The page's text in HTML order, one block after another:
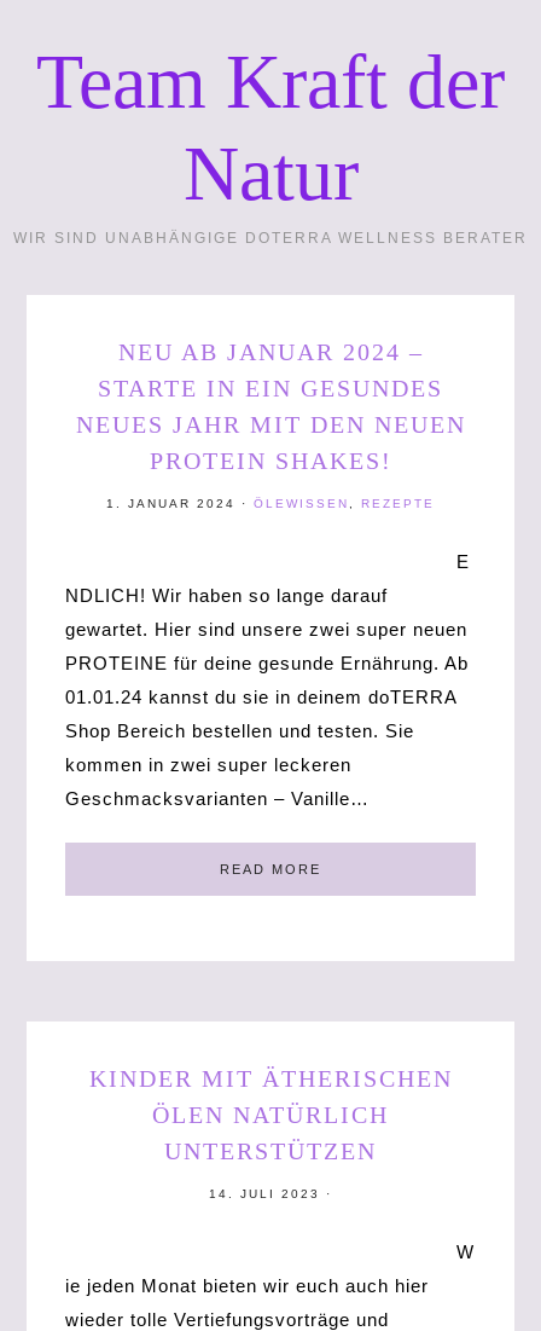
Team Kraft der
Natur
WIR SIND UNABHÄNGIGE DOTERRA WELLNESS BERATER
NEU AB JANUAR 2024 –
STARTE IN EIN GESUNDES
NEUES JAHR MIT DEN NEUEN
PROTEIN SHAKES!
1. JANUAR 2024 · ÖLEWISSEN REZEPTE
E
NDLICH! Wir haben so lange darauf
gewartet. Hier sind unsere zwei super neuen
PROTEINE für deine gesunde Ernährung. Ab
01.01.24 kannst du sie in deinem doTERRA
Shop Bereich bestellen und testen. Sie
kommen in zwei super leckeren
Geschmacksvarianten – Vanille…
READ MORE
KINDER MIT ÄTHERISCHEN
ÖLEN NATÜRLICH
UNTERSTÜTZEN
14. JULI 2023 ·
W
ie jeden Monat bieten wir euch auch hier
wieder tolle Vertiefungsvorträge und